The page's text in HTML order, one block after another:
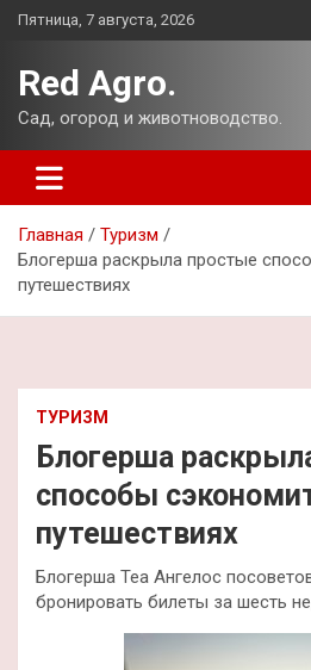
Перейти
Пятница, 7 августа, 2026
Red Agro.
Сад, огород и животноводство.
Главная
Туризм
Блогерша раскрыла простые
путешествиях
ТУРИЗМ
Блогерша
способы
путешествиях
Блогерша Теа Ангелос
бронировать билеты за шесть